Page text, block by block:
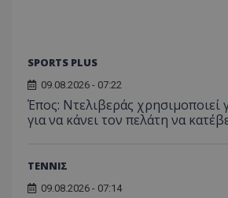
SPORTS PLUS
09.08.2026 - 07:22
Έπος: Ντελιβεράς χρησιμοποιεί
για να κάνει τον πελάτη να
ΤΕΝΝΙΣ
09.08.2026 - 07:14